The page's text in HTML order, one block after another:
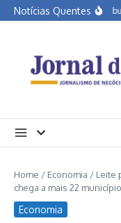
Ir para o conteúdo
Notícias Quentes
Home / Economia / Leite
chega a mais 22
Economia